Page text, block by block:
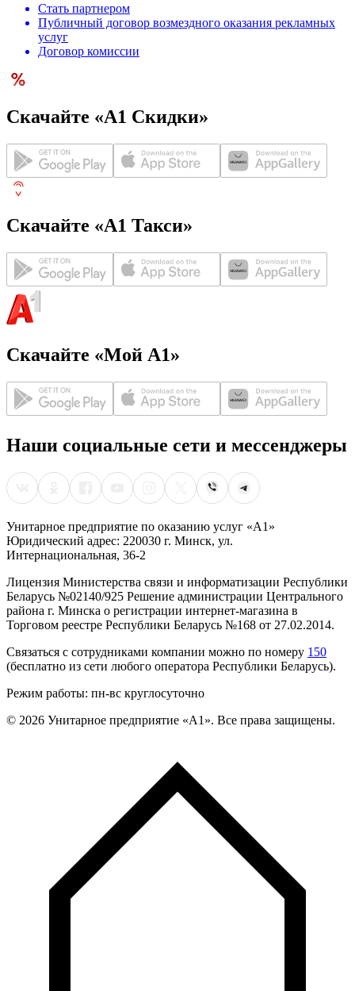
Стать партнером
Публичный договор возмездного оказания рекламных
услуг
Договор комиссии
Скачайте «А1 Скидки»
Скачайте «А1 Такси»
Скачайте «Мой А1»
Наши социальные сети и мессенджеры
Унитарное предприятие по оказанию услуг «А1»
Юридический адрес: 220030 г. Минск, ул.
Интернациональная, 36-2
Лицензия Министерства связи и информатизации Республики
Беларусь №02140/925 Решение администрации Центрального
района г. Минска о регистрации интернет-магазина в
Торговом реестре Республики Беларусь №168 от 27.02.2014.
Связаться с сотрудниками компании можно по номеру 150
(бесплатно из сети любого оператора Республики Беларусь).
Режим работы: пн-вс круглосуточно
© 2026 Унитарное предприятие «А1». Все права защищены.